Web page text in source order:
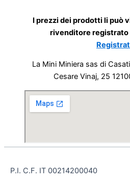
I prezzi dei prodotti li può
rivenditore
La Mini Miniera sas di
Cesare Vinaj, 25
P.I. C.F. IT 00214200040